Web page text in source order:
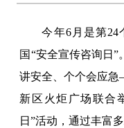
今年6月是第24
国“安全宣传咨询日”
讲安全、个个会应
新区火炬广场联合
日”活动，通过丰富